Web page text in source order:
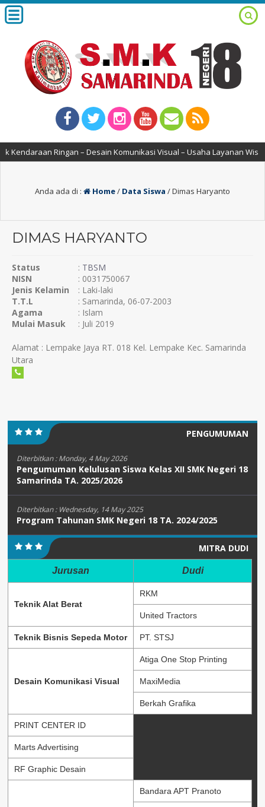
Ringan – Desain Komunikasi Visual – Usaha Layanan Wisata
Anda ada di : Home/ Data Siswa /Dimas Haryanto
DIMAS HARYANTO
Status : TBSM
NISN
: 0031750067
Jenis Kelamin
: Laki-laki
T.T.L
: Samarinda, 06-07-2003
Agama
: Islam
Mulai Masuk
: Juli 2019
Alamat : Lempake Jaya RT. 018 Kel. Lempake Kec. Samarinda
Utara
PENGUMUMAN
Diterbitkan :Monday, 4 May 2026
Pengumuman Kelulusan Siswa Kelas XII SMK Negeri 18
Samarinda TA. 2025/2026
Diterbitkan : Wednesday, 14 May 2025
Program Tahunan SMK Negeri 18 TA. 2024/2025
MITRA DUDI
Jurusan Dudi
Teknik Alat Berat
RKM
United Tractors
Teknik Bisnis Sepeda Motor PT. STSJ
Desain Komunikasi Visual
Atiga One Stop Printing
MaxiMedia
Berkah Grafika
PRINT CENTER ID
Marts Advertising
RF Graphic Desain
Bandara APT Pranoto